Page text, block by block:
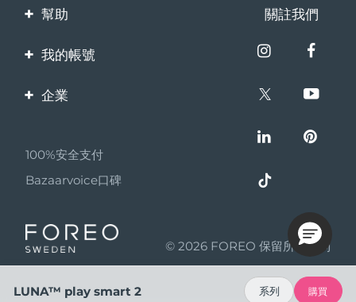
幫助
聯繫我們
關註我們
我的帳號
產品註冊
企業
夥伴計畫
聯盟新聞
成為合作夥伴
100%安全支付
Bazaarvoice口碑
© 2026 FOREO 保留所有權利
LUNA™ play smart 2 系列 購買